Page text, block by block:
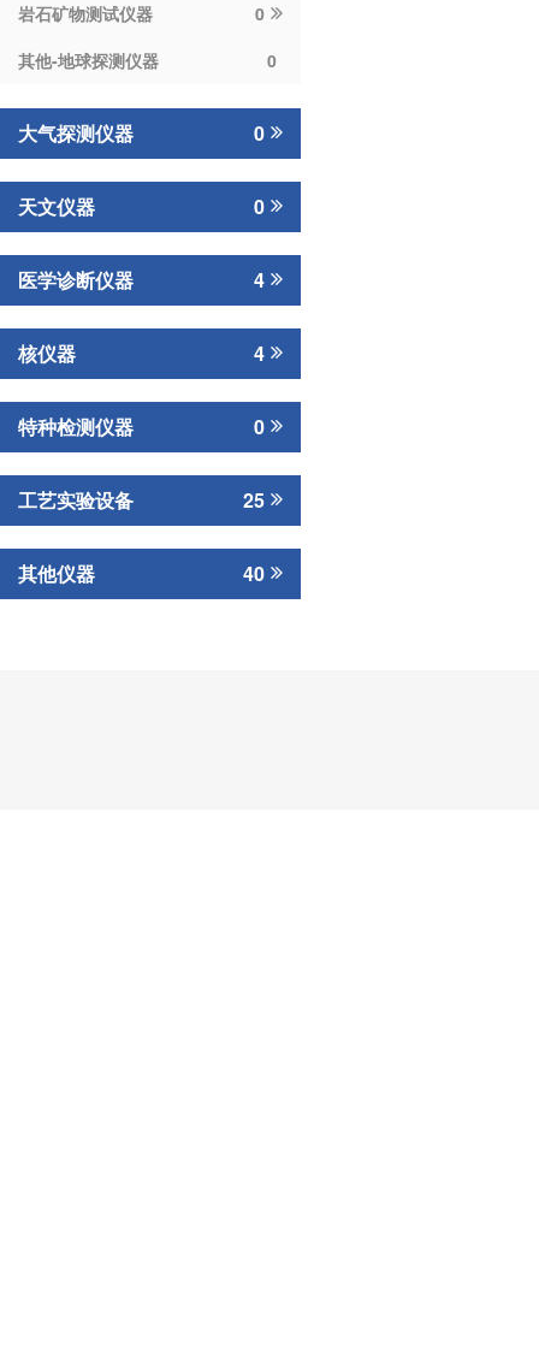
岩石矿物测试仪器
0
其他-地球探测仪器
0
大气探测仪器 0
天文仪器 0
医学诊断仪器 4
核仪器 4
特种检测仪器 0
工艺实验设备 25
其他仪器 40